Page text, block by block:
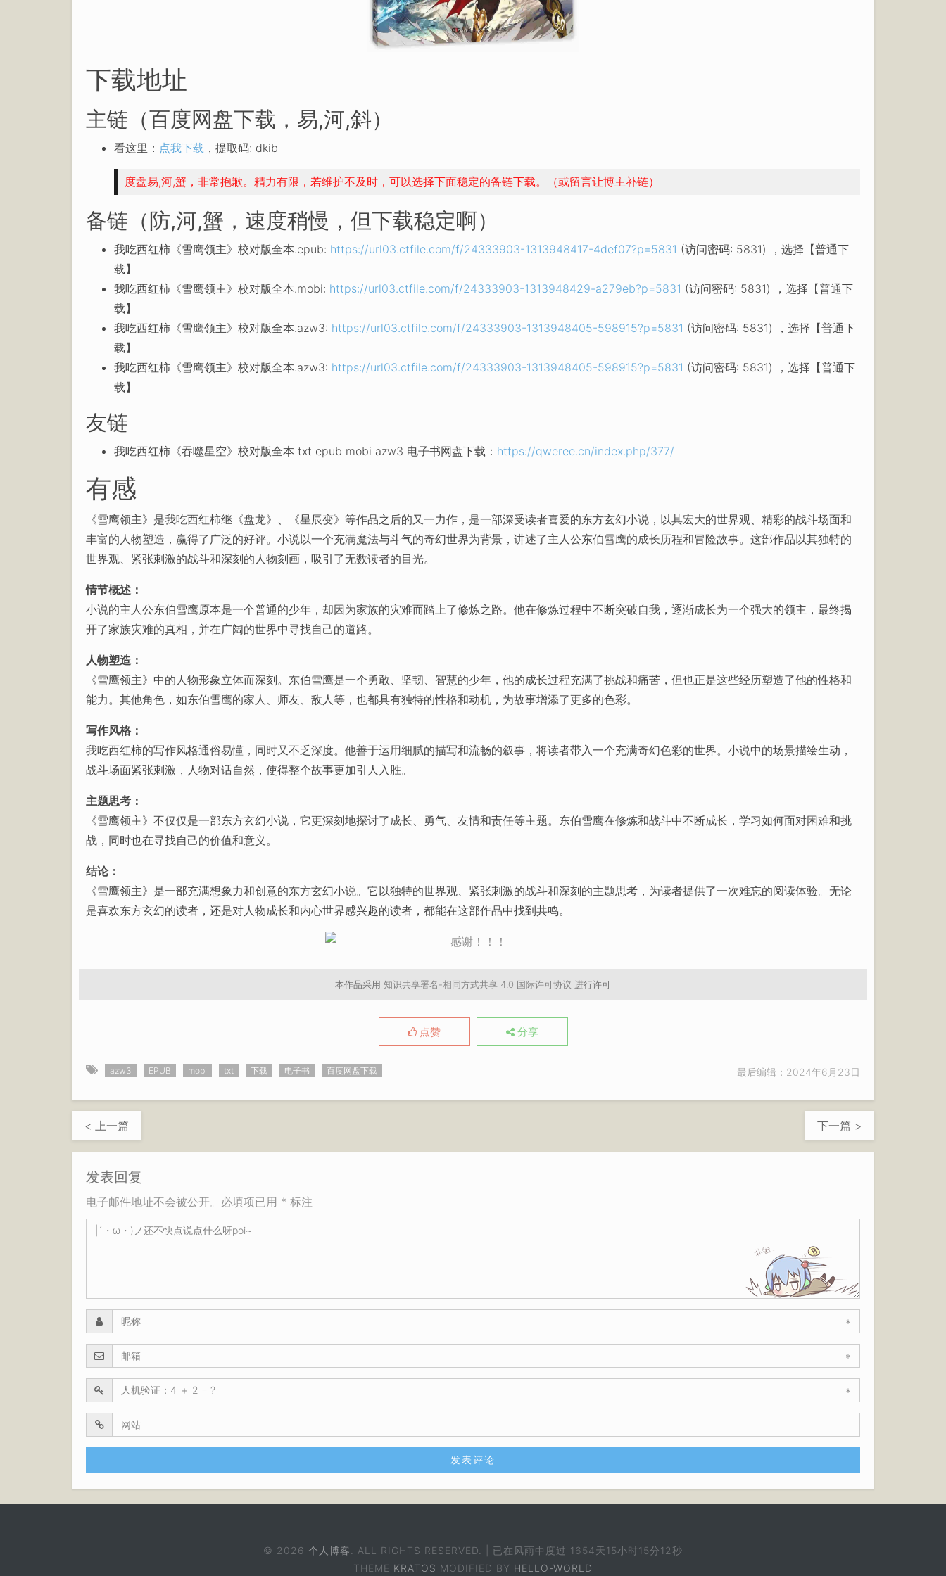
下载地址
主链（百度网盘下载，易,河,斜）
看这里： 点我下载 ，提取码: dkib
度盘易,河,蟹，非常抱歉。精力有限，若维护不及时，可以选择下面稳定的备链下载。（或留言让博主补链）
备链（防,河,蟹，速度稍慢，但下载稳定啊）
我吃西红柿《雪鹰领主》校对版全本.epub: https://url03.ctfile.com/f/24333903-1313948417-4def07?p=5831 (访问密码: 5831) ，选择【普通下
载】
我吃西红柿《雪鹰领主》校对版全本.mobi: https://url03.ctfile.com/f/24333903-1313948429-a279eb?p=5831 (访问密码: 5831) ，选择【普通下
载】
我吃西红柿《雪鹰领主》校对版全本.azw3: https://url03.ctfile.com/f/24333903-1313948405-598915?p=5831 (访问密码: 5831) ，选择【普通下
载】
我吃西红柿《雪鹰领主》校对版全本.azw3: https://url03.ctfile.com/f/24333903-1313948405-598915?p=5831 (访问密码: 5831) ，选择【普通下
载】
友链
我吃西红柿《吞噬星空》校对版全本 txt epub mobi azw3 电子书网盘下载： https://qweree.cn/index.php/377/
有感
《雪鹰领主》是我吃西红柿继《盘龙》、《星辰变》等作品之后的又一力作，是一部深受读者喜爱的东方玄幻小说，以其宏大的世界观、精彩的战斗场面和
丰富的人物塑造，赢得了广泛的好评。小说以一个充满魔法与斗气的奇幻世界为背景，讲述了主人公东伯雪鹰的成长历程和冒险故事。这部作品以其独特的
世界观、紧张刺激的战斗和深刻的人物刻画，吸引了无数读者的目光。
情节概述：
小说的主人公东伯雪鹰原本是一个普通的少年，却因为家族的灾难而踏上了修炼之路。他在修炼过程中不断突破自我，逐渐成长为一个强大的领主，最终揭
开了家族灾难的真相，并在广阔的世界中寻找自己的道路。
人物塑造：
《雪鹰领主》中的人物形象立体而深刻。东伯雪鹰是一个勇敢、坚韧、智慧的少年，他的成长过程充满了挑战和痛苦，但也正是这些经历塑造了他的性格和
能力。其他角色，如东伯雪鹰的家人、师友、敌人等，也都具有独特的性格和动机，为故事增添了更多的色彩。
写作风格：
我吃西红柿的写作风格通俗易懂，同时又不乏深度。他善于运用细腻的描写和流畅的叙事，将读者带入一个充满奇幻色彩的世界。小说中的场景描绘生动，
战斗场面紧张刺激，人物对话自然，使得整个故事更加引人入胜。
主题思考：
《雪鹰领主》不仅仅是一部东方玄幻小说，它更深刻地探讨了成长、勇气、友情和责任等主题。东伯雪鹰在修炼和战斗中不断成长，学习如何面对困难和挑
战，同时也在寻找自己的价值和意义。
结论：
《雪鹰领主》是一部充满想象力和创意的东方玄幻小说。它以独特的世界观、紧张刺激的战斗和深刻的主题思考，为读者提供了一次难忘的阅读体验。无论
是喜欢东方玄幻的读者，还是对人物成长和内心世界感兴趣的读者，都能在这部作品中找到共鸣。
本作品采用 知识共享署名-相同方式共享 4.0 国际许可协议 进行许可
点赞 分享
azw3 EPUB mobi txt 下载 电子书 百度网盘下载 最后编辑：2024年6月23日
< 上一篇 下一篇 >
发表回复
电子邮件地址不会被公开。必填项已用 * 标注
*
*
*
© 2026 个人博客 . ALL RIGHTS RESERVED. | 已在风雨中度过 1654天15小时15分13秒
THEME KRATOS MODIFIED BY HELLO-WORLD